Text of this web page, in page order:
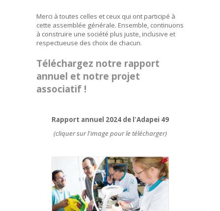
Merci à toutes celles et ceux qui ont participé à
cette assemblée générale. Ensemble, continuons
à construire une société plus juste, inclusive et
respectueuse des choix de chacun.
Téléchargez notre rapport
annuel et notre projet
associatif !
Rapport annuel 2024 de l'Adapei 49
(cliquer sur l'image pour le télécharger)